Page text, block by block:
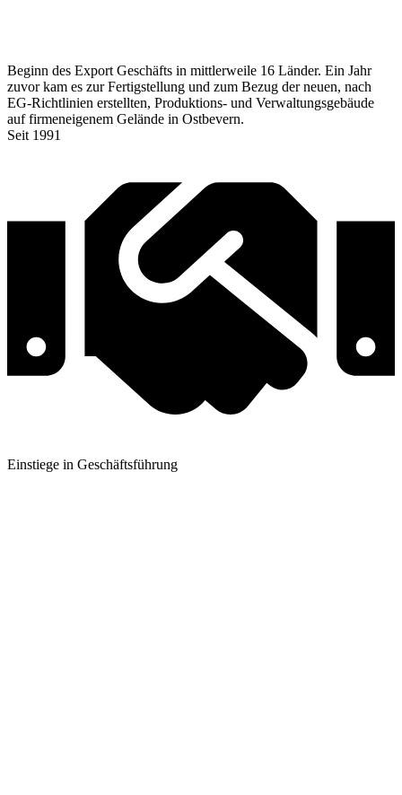
Beginn des Export Geschäfts in mittlerweile 16 Länder. Ein Jahr
zuvor kam es zur Fertigstellung und zum Bezug der neuen, nach
EG-Richtlinien erstellten, Produktions- und Verwaltungsgebäude
auf firmeneigenem Gelände in Ostbevern.
Seit 1991
Einstiege in Geschäftsführung